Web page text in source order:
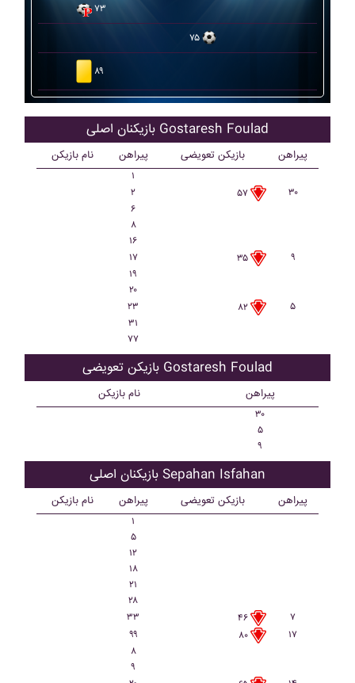
۷۳
۷۵
۸۹
بازیکنان اصلی Gostaresh Foulad
نام بازیکن پیراهن بازیکن تعویضی پیراهن
۱
۲
۵۷
۳۰
۶
۸
۱۶
۱۷
۳۵
۹
۱۹
۲۰
۲۳
۸۲
۵
۳۱
۷۷
بازیکن تعویضی Gostaresh Foulad
نام بازیکن پیراهن
۳۰
۵
۹
بازیکنان اصلی Sepahan Isfahan
نام بازیکن پیراهن بازیکن تعویضی پیراهن
۱
۵
۱۲
۱۸
۲۱
۲۸
۳۳
۴۶
۷
۹۹
۸۰
۱۷
۸
۹